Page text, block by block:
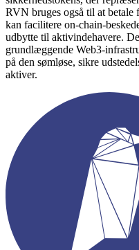
RVN bruges også til at
kan facilitere on-chain-
udbytte til aktivindehavere.
grundlæggende Web3-
på den sømløse, sikre
aktiver.